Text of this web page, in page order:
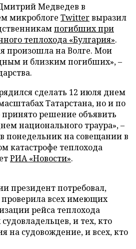
Медведев в
микроблоге Twitterвыразил
погибших при
теплохода «Булгария».
произошла на Волге. Мои
и близким погибших», –
сделать 12 июля днем
Татарстана, но и по
решение объявить
национального траура», –
понедельник на совещании в
катастрофе теплохода
РИА «Новости».
президент потребовал,
всех имеющих
рейса теплохода
и тех, кто
на судовождение, и всех, кто